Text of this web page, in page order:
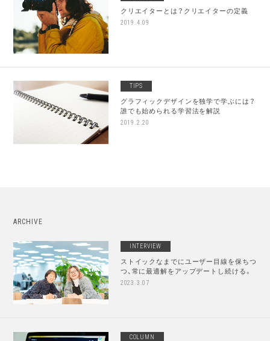
クリエイターとは？クリエイターの定義
2019.4.09
TIPS
グラフィックデザインを独学で学ぶには？
誰でも始められる学習法を解説
2019.2.20
ARCHIVE
INTERVIEW
ストイックなまでにユーザー目線を保ちつ
つ、常に最適解をアップデートし続ける。
2023.3.07
COLUMN